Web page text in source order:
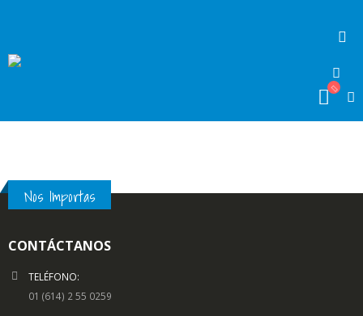
Nos Importas
CONTÁCTANOS
TELÉFONO:
01 (614) 2 55 0259